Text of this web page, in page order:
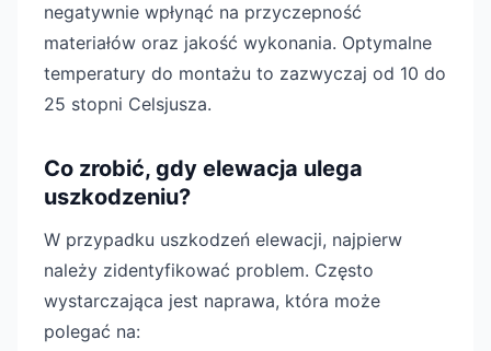
negatywnie wpłynąć na przyczepność
materiałów oraz jakość wykonania. Optymalne
temperatury do montażu to zazwyczaj od 10 do
25 stopni Celsjusza.
Co zrobić, gdy elewacja ulega
uszkodzeniu?
W przypadku uszkodzeń elewacji, najpierw
należy zidentyfikować problem. Często
wystarczająca jest naprawa, która może
polegać na: